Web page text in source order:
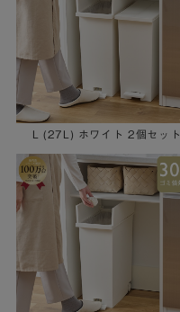
L (27L) ホワイト 2個セット